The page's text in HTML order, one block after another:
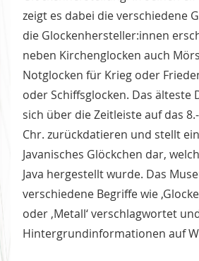
zeigt es dabei die verschiedene
die Glockenhersteller:innen
neben Kirchenglocken auch
Notglocken für Krieg oder
oder Schiffsglocken. Das älteste
sich über die Zeitleiste auf das
Chr. zurückdatieren und stellt
Javanisches Glöckchen dar,
Java hergestellt wurde. Das
verschiedene Begriffe wie
oder ‚Metall‘ verschlagwortet
Hintergrundinformationen auf